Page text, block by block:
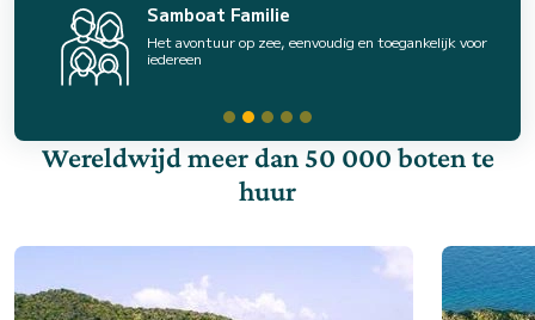
Samboat Familie
Het avontuur op zee, eenvoudig en toegankelijk voor
iedereen
Wereldwijd meer dan 50 000 boten te
huur